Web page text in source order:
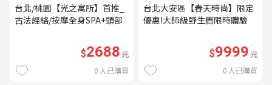
台北/桃園【光之寓所】首推_
古法經絡/按摩全身SPA+頭部
$2688元
0 人已購買
台北大安區【春天時尚】限定
優惠!大師級野生眉限時體驗
優惠券（無補色） (MO)
$9999元
0 人已購買